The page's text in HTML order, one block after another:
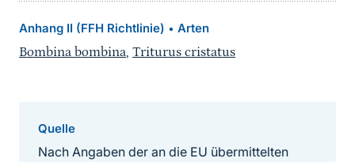
Anhang II (FFH Richtlinie) • Arten
Bombina bombina, Triturus cristatus
Quelle
Nach Angaben der an die EU übermittelten